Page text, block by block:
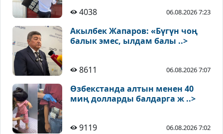
4038
06.08.2026 7:23
Акылбек Жапаров: «Бүгүн чоң
балык эмес, ылдам балы ..>
8611 06.08.2026 7:07
Өзбекстанда алтын менен 40
миң долларды балдарга ж ..>
9119 06.08.2026 7:02